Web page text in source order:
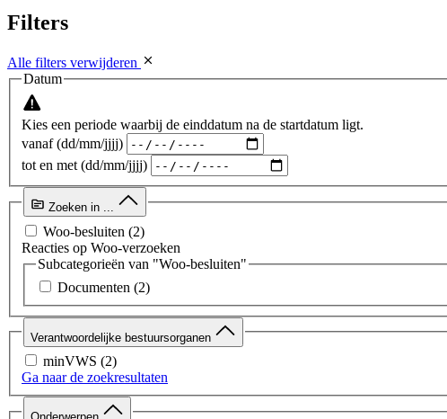
Filters
Alle filters verwijderen
Datum
Kies een periode waarbij de einddatum na de startdatum ligt.
vanaf (dd/mm/jjjj)
tot en met (dd/mm/jjjj)
Zoeken in ...
Woo-besluiten (2)
Reacties op Woo-verzoeken
Subcategorieën van "Woo-besluiten"
Documenten (2)
Verantwoordelijke bestuursorganen
minVWS (2)
Ga naar de zoekresultaten